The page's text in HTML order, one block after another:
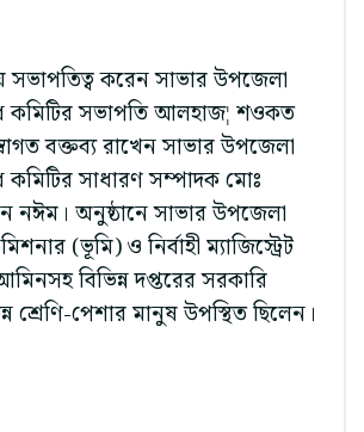
করেন সাভার উপজেলা
কমিটির সভাপতি আলহাজ¦ শওকত
বক্তব্য রাখেন সাভার উপজেলা
কমিটির সাধারণ সম্পাদক মোঃ
নঈম। অনুষ্ঠানে সাভার উপজেলা
(ভূমি) ও নির্বাহী ম্যাজিস্ট্রেট
বিভিন্ন দপ্তরের সরকারি
শ্রেণি-পেশার মানুষ উপস্থিত ছিলেন।